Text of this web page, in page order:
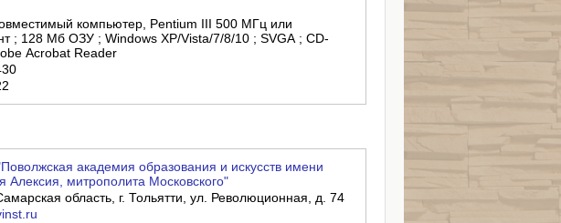
компьютер, Pentium III 500 МГц или
; 128 Мб ОЗУ ; Windows XP/Vista/7/8/10 ; SVGA ; СD-
Acrobat Reader
академия образования и искусств имени
Алексия, митрополита Московского"
область, г. Тольятти, ул. Революционная, д. 74